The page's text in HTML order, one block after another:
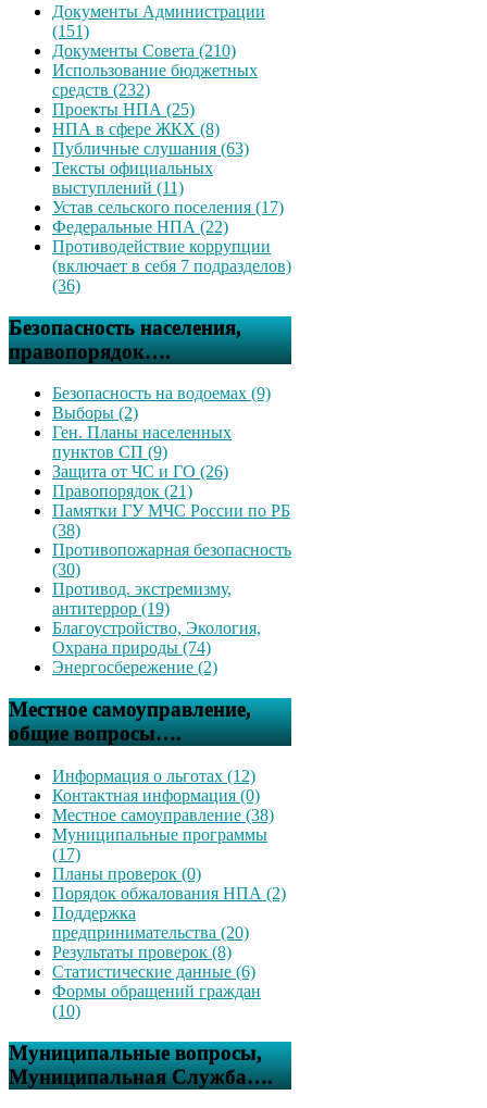
Документы Администрации
(151)
Документы Совета (210)
Использование бюджетных
средств (232)
Проекты НПА (25)
НПА в сфере ЖКХ (8)
Публичные слушания (63)
Тексты официальных
выступлений (11)
Устав сельского поселения (17)
Федеральные НПА (22)
Противодействие коррупции
(включает в себя 7 подразделов)
(36)
Безопасность населения,
правопорядок….
Безопасность на водоемах (9)
Выборы (2)
Ген. Планы населенных
пунктов СП (9)
Защита от ЧС и ГО (26)
Правопорядок (21)
Памятки ГУ МЧС России по РБ
(38)
Противопожарная безопасность
(30)
Противод. экстремизму,
антитеррор (19)
Благоустройство, Экология,
Охрана природы (74)
Энергосбережение (2)
Местное самоуправление,
общие вопросы….
Информация о льготах (12)
Контактная информация (0)
Местное самоуправление (38)
Муниципальные программы
(17)
Планы проверок (0)
Порядок обжалования НПА (2)
Поддержка
предпринимательства (20)
Результаты проверок (8)
Статистические данные (6)
Формы обращений граждан
(10)
Муниципальные вопросы,
Муниципальная Служба….